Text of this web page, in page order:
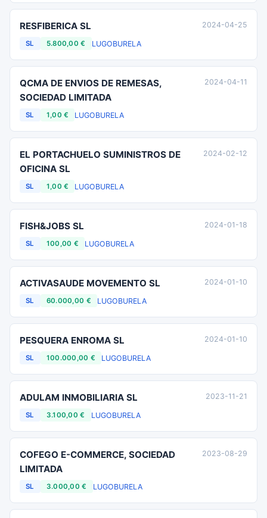
RESFIBERICA SL
SL 5.800,00 € LUGOBURELA
2024-04-25
QCMA DE ENVIOS DE REMESAS,
SOCIEDAD LIMITADA
SL 1,00 € LUGOBURELA
2024-04-11
EL PORTACHUELO SUMINISTROS DE
OFICINA SL
SL 1,00 € LUGOBURELA
2024-02-12
FISH&JOBS SL
SL 100,00 € LUGOBURELA
2024-01-18
ACTIVASAUDE MOVEMENTO SL
SL 60.000,00 € LUGOBURELA
2024-01-10
PESQUERA ENROMA SL
SL 100.000,00 € LUGOBURELA
2024-01-10
ADULAM INMOBILIARIA SL
SL 3.100,00 € LUGOBURELA
2023-11-21
COFEGO E-COMMERCE, SOCIEDAD
LIMITADA
SL 3.000,00 € LUGOBURELA
2023-08-29